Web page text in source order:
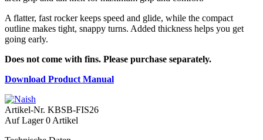
A flatter, fast rocker keeps speed and glide, while the compact
outline makes tight, snappy turns. Added thickness helps you get
going early.
Does not come with fins. Please purchase separately.
Download Product Manual
Artikel-Nr. KBSB-FIS26
Auf Lager 0 Artikel